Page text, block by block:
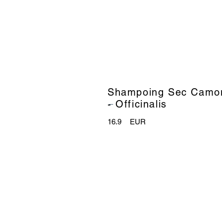
Shampoing Sec
- Officinalis
_
16.9 EUR